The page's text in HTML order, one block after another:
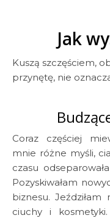
Jak
Kuszą szczęściem,
przynętę, nie
Coraz częściej
mnie różne myśli,
czasu
Pozyskiwałam
biznesu. Jeździłam
ciuchy i